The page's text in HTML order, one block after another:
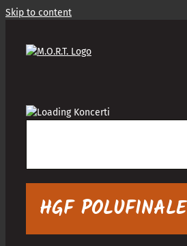
Skip to content
HGF POLUFINALE